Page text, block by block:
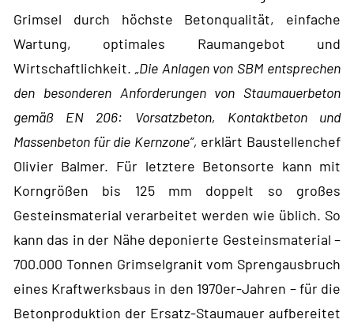
Grimsel durch höchste Betonqualität, einfache
Wartung, optimales Raumangebot und
Wirtschaftlichkeit. „Die Anlagen von SBM entsprechen
den besonderen Anforderungen von Staumauerbeton
gemäß EN 206: Vorsatzbeton, Kontaktbeton und
Massenbeton für die Kernzone“, erklärt Baustellenchef
Olivier Balmer. Für letztere Betonsorte kann mit
Korngrößen bis 125 mm doppelt so großes
Gesteinsmaterial verarbeitet werden wie üblich. So
kann das in der Nähe deponierte Gesteinsmaterial –
700.000 Tonnen Grimselgranit vom Sprengausbruch
eines Kraftwerksbaus in den 1970er-Jahren – für die
Betonproduktion der Ersatz-Staumauer aufbereitet